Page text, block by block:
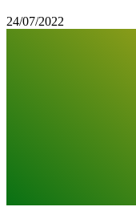
24/07/2022